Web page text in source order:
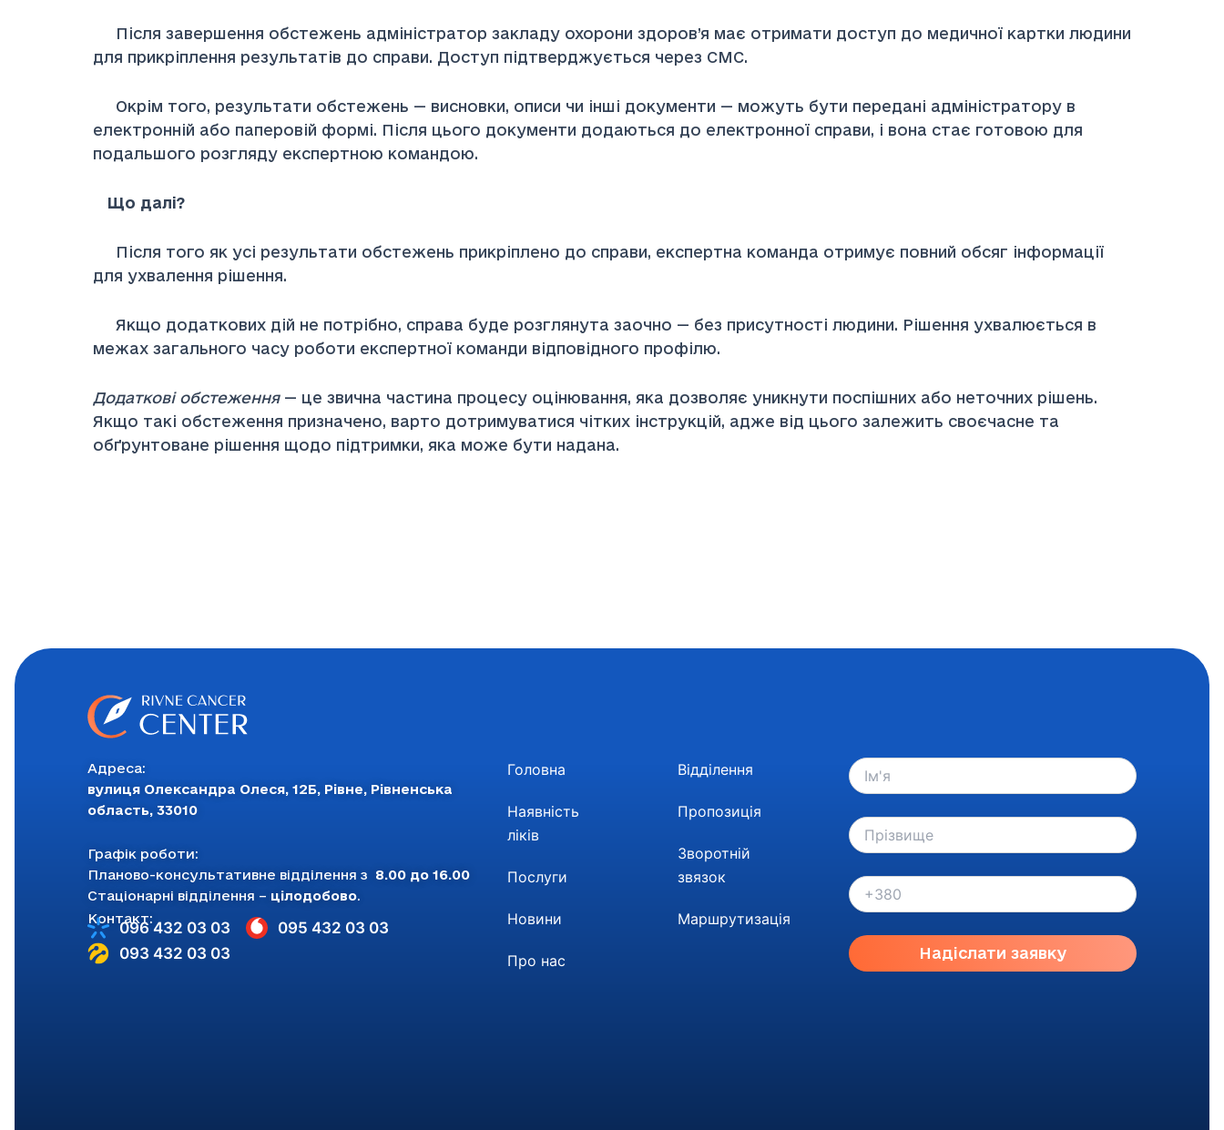
Після завершення обстежень адміністратор закладу охорони здоров’я має отримати доступ до медичної картки людини
для прикріплення результатів до справи. Доступ підтверджується через СМС.
Окрім того, результати обстежень — висновки, описи чи інші документи — можуть бути передані адміністратору в
електронній або паперовій формі. Після цього документи додаються до електронної справи, і вона стає готовою для
подальшого розгляду експертною командою.
Що далі?
Після того як усі результати обстежень прикріплено до справи, експертна команда отримує повний обсяг інформації
для ухвалення рішення.
Якщо додаткових дій не потрібно, справа буде розглянута заочно — без присутності людини. Рішення ухвалюється в
межах загального часу роботи експертної команди відповідного профілю.
Додаткові обстеження— це звична частина процесу оцінювання, яка дозволяє уникнути поспішних або неточних рішень.
Якщо такі обстеження призначено, варто дотримуватися чітких інструкцій, адже від цього залежить своєчасне та
обґрунтоване рішення щодо підтримки, яка може бути надана.
Адреса:
вулиця Олександра Олеся, 12Б, Рівне, Рівненська
область, 33010
Графік роботи:
Планово-консультативне відділення з 8.00 до 16.00
Стаціонарні відділення – цілодобово.
Контакт:096 432 03 03
095 432 03 03
093 432 03 03
Головна
Наявність
ліків
Послуги
Новини
Про нас
Відділення
Пропозиція
Зворотній
звязок
Маршрутизація
Надіслати заявку